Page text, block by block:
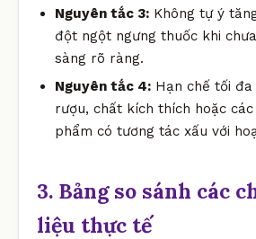
Nguyên tắc 3: Không tự ý
đột ngột ngưng thuốc khi
sàng rõ ràng.
Nguyên tắc 4: Hạn chế tối
rượu, chất kích thích hoặc
phẩm có tương tác xấu với
3. Bảng so sánh các
liệu thực tế